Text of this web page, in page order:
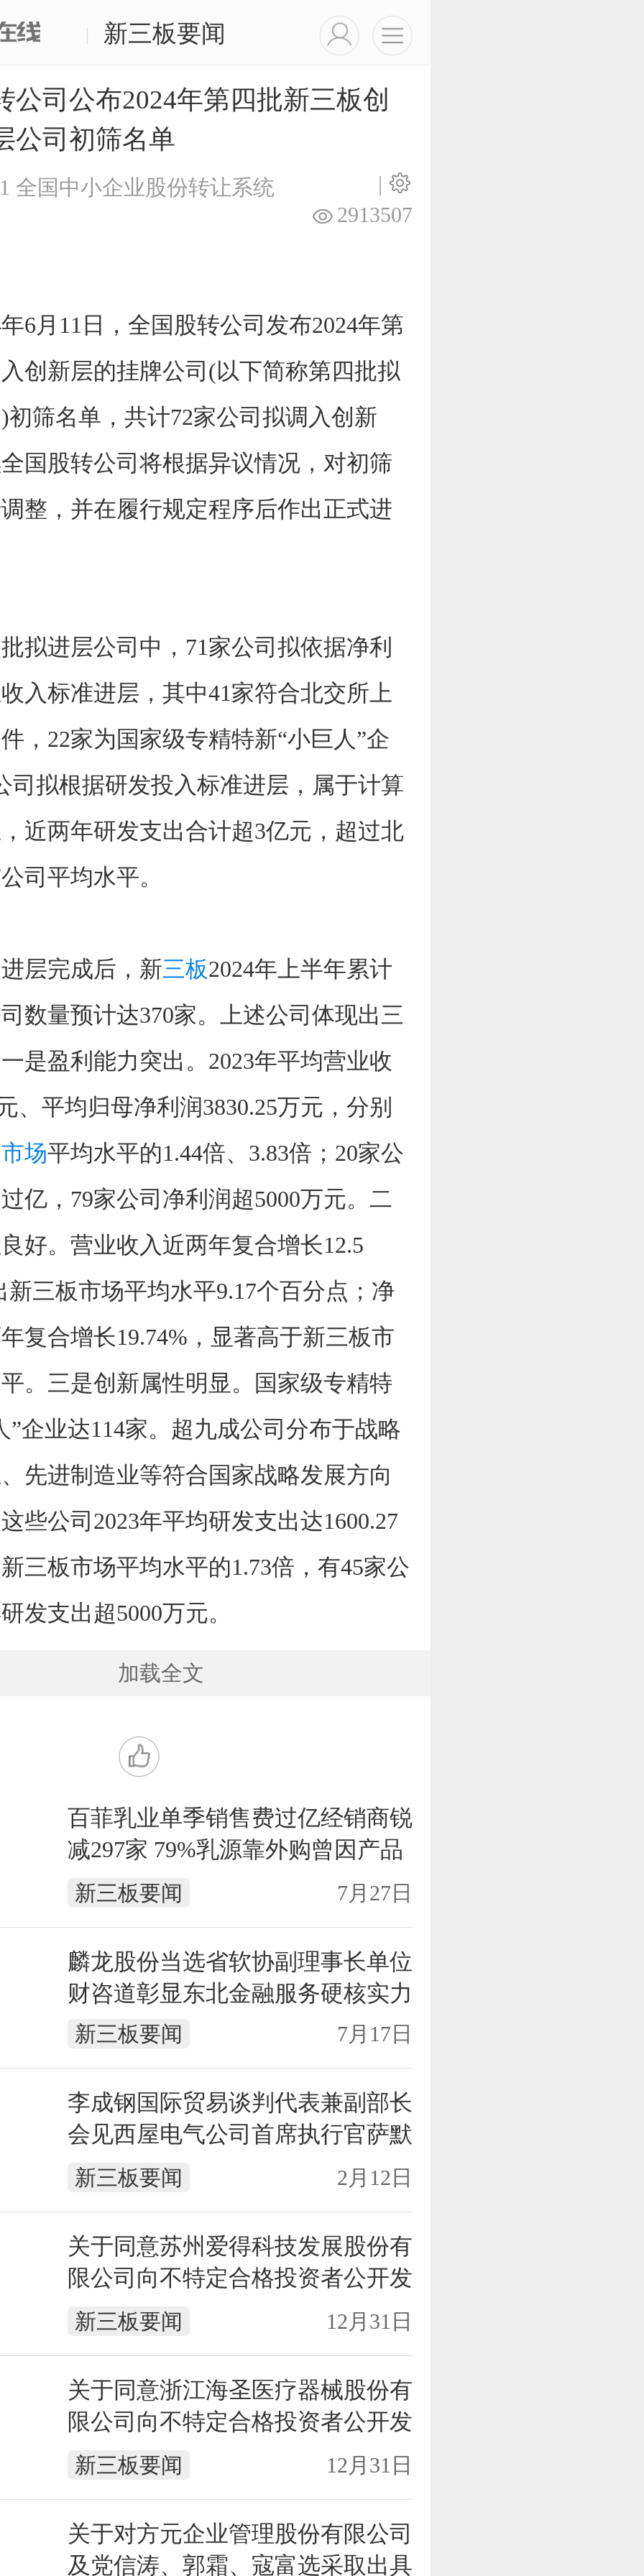
| 新三板要闻
公司公布2024年第四批新三板创
公司初筛名单
全国中小企业股份转让系统
|
2913507
11日，全国股转公司发布2024年第
创新层的挂牌公司(以下简称第四批拟
初筛名单，共计72家公司拟调入创新
国股转公司将根据异议情况，对初筛
整，并在履行规定程序后作出正式进
进层公司中，71家公司拟依据净利
入标准进层，其中41家符合北交所上
，22家为国家级专精特新“小巨人”企
司拟根据研发投入标准进层，属于计算
近两年研发支出合计超3亿元，超过北
司平均水平。
完成后，新三板2024年上半年累计
数量预计达370家。上述公司体现出三
是盈利能力突出。2023年平均营业收
、平均归母净利润3830.25万元，分别
市场平均水平的1.44倍、3.83倍；20家公
亿，79家公司净利润超5000万元。二
好。营业收入近两年复合增长12.5
新三板市场平均水平9.17个百分点；净
复合增长19.74%，显著高于新三板市
。三是创新属性明显。国家级专精特
”企业达114家。超九成公司分布于战略
先进制造业等符合国家战略发展方向
些公司2023年平均研发支出达1600.27
三板市场平均水平的1.73倍，有45家公
发支出超5000万元。
加载全文
百菲乳业单季销售费过亿经销商锐
减297家 79%乳源靠外购曾因产品
不合格被罚
新三板要闻 7月27日
麟龙股份当选省软协副理事长单位
财咨道彰显东北金融服务硬核实力
新三板要闻 7月17日
李成钢国际贸易谈判代表兼副部长
会见西屋电气公司首席执行官萨默
纳
新三板要闻 2月12日
关于同意苏州爱得科技发展股份有
限公司向不特定合格投资者公开发
行股票注册的批复
新三板要闻 12月31日
关于同意浙江海圣医疗器械股份有
限公司向不特定合格投资者公开发
行股票注册的批复
新三板要闻 12月31日
关于对方元企业管理股份有限公司
及党信涛、郭霜、寇富选采取出具